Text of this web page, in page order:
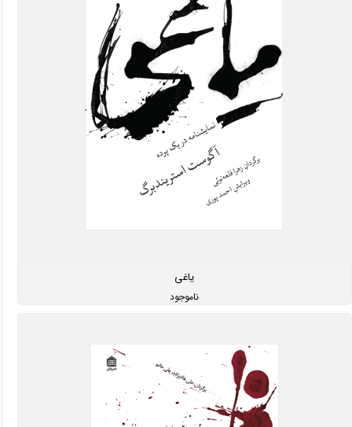
یاغی
ناموجود